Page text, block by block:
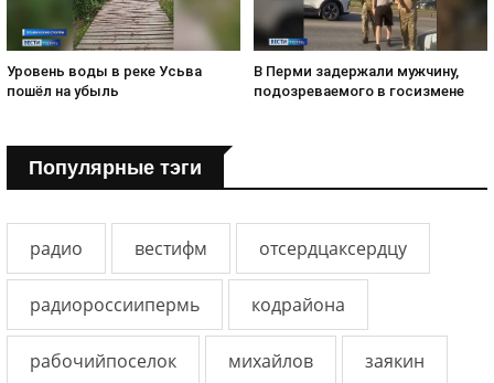
Уровень воды в реке Усьва
пошёл на убыль
В Перми задержали мужчину,
подозреваемого в госизмене
Популярные тэги
радио вестифм отсердцаксердцу
радиороссиипермь кодрайона
рабочийпоселок михайлов заякин